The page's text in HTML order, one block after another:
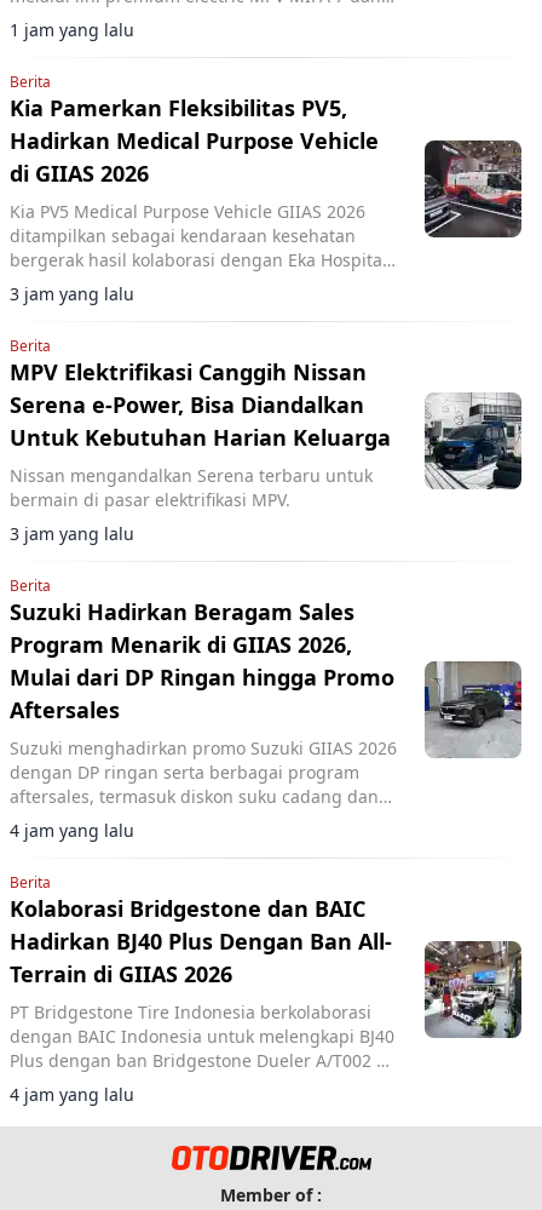
MIFA 9 di ICE BSD City.
1 jam yang lalu
Berita
Kia Pamerkan Fleksibilitas PV5,
Hadirkan Medical Purpose Vehicle
di GIIAS 2026
Kia PV5 Medical Purpose Vehicle GIIAS 2026
ditampilkan sebagai kendaraan kesehatan
bergerak hasil kolaborasi dengan Eka Hospital
dan mitra lainnya.
3 jam yang lalu
Berita
MPV Elektrifikasi Canggih Nissan
Serena e-Power, Bisa Diandalkan
Untuk Kebutuhan Harian Keluarga
Nissan mengandalkan Serena terbaru untuk
bermain di pasar elektrifikasi MPV.
3 jam yang lalu
Berita
Suzuki Hadirkan Beragam Sales
Program Menarik di GIIAS 2026,
Mulai dari DP Ringan hingga Promo
Aftersales
Suzuki menghadirkan promo Suzuki GIIAS 2026
dengan DP ringan serta berbagai program
aftersales, termasuk diskon suku cadang dan
voucher selama pameran di ICE BSD City.
4 jam yang lalu
Berita
Kolaborasi Bridgestone dan BAIC
Hadirkan BJ40 Plus Dengan Ban All-
Terrain di GIIAS 2026
PT Bridgestone Tire Indonesia berkolaborasi
dengan BAIC Indonesia untuk melengkapi BJ40
Plus dengan ban Bridgestone Dueler A/T002 di
GIIAS 2026.
4 jam yang lalu
Member of :